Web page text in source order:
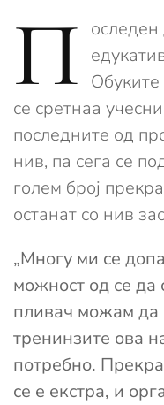
П оследен
се сретнаа
последните од
нив, па сега се
голем број
останат со нив
„Многу ми се
можност од се да
пливач можам да
тренинзите ова
потребно.
се е екстра, и